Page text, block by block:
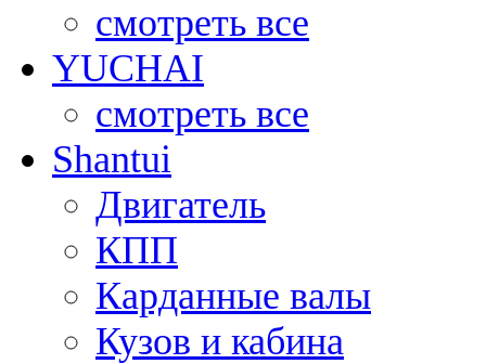
смотреть все
YUCHAI
смотреть все
Shantui
Двигатель
КПП
Карданные валы
Кузов и кабина